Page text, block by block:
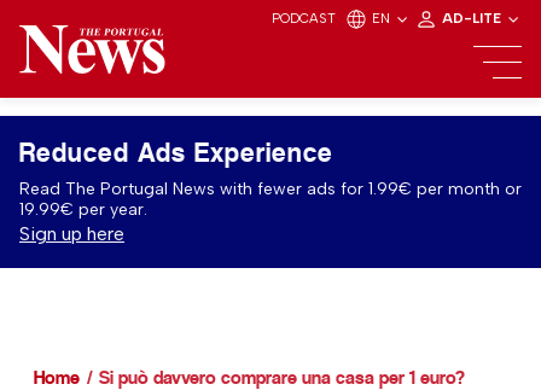
PODCAST EN AD-LITE
Reduced Ads Experience
Read The Portugal News with fewer ads for 1.99€ per month or
19.99€ per year.
Sign up here
Home Si può davvero comprare una casa per 1 euro?